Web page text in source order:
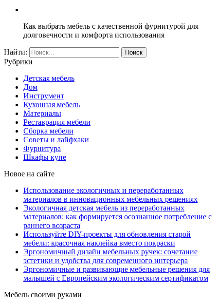
Как выбрать мебель с качественной фурнитурой для
долговечности и комфорта использования
Найти:
Рубрики
Детская мебель
Дом
Инструмент
Кухонная мебель
Материалы
Реставрация мебели
Сборка мебели
Советы и лайфхаки
Фурнитура
Шкафы купе
Новое на сайте
Использование экологичных и переработанных
материалов в инновационных мебельных решениях
Экологичная детская мебель из переработанных
материалов: как формируется осознанное потребление с
раннего возраста
Используйте DIY-проекты для обновления старой
мебели: красочная наклейка вместо покраски
Эргономичный дизайн мебельных ручек: сочетание
эстетики и удобства для современного интерьера
Эргономичные и развивающие мебельные решения для
малышей с Европейским экологическим сертификатом
Мебель своими руками